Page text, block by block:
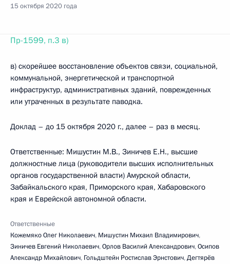
15 октября 2020 года
Пр-1599, п.3 в)
в) скорейшее восстановление объектов связи, социальной,
коммунальной, энергетической и транспортной
инфраструктур, административных зданий, поврежденных
или утраченных в результате паводка.
Доклад – до 15 октября 2020 г., далее – раз в месяц.
Ответственные: Мишустин М.В., Зиничев Е.Н., высшие
должностные лица (руководители высших исполнительных
органов государственной власти) Амурской области,
Забайкальского края, Приморского края, Хабаровского
края и Еврейской автономной области.
Ответственные
Кожемяко Олег Николаевич, Мишустин Михаил Владимирович,
Зиничев Евгений Николаевич,Орлов Василий Александрович,Осипов
Александр Михайлович, Гольдштейн Ростислав Эрнстович,Дегтярёв